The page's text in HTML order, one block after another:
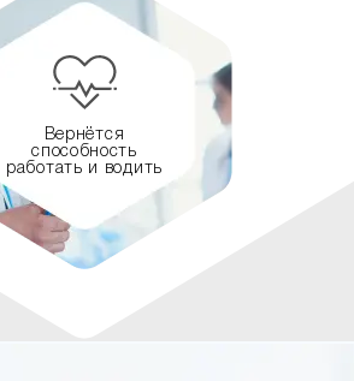
Вернётся
способность
работать и водить